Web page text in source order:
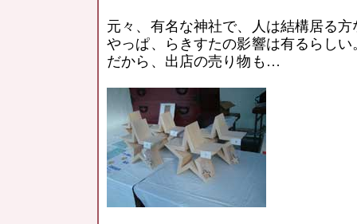
元々、有名な神社で、人は結構居る
やっぱ、らきすたの影響は有るらしい
だから、出店の売り物も…